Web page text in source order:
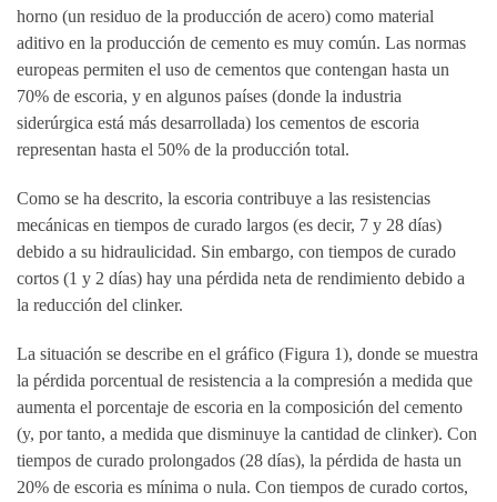
horno (un residuo de la producción de acero) como material
aditivo en la producción de cemento es muy común. Las normas
europeas permiten el uso de cementos que contengan hasta un
70% de escoria, y en algunos países (donde la industria
siderúrgica está más desarrollada) los cementos de escoria
representan hasta el 50% de la producción total.
Como se ha descrito, la escoria contribuye a las resistencias
mecánicas en tiempos de curado largos (es decir, 7 y 28 días)
debido a su hidraulicidad. Sin embargo, con tiempos de curado
cortos (1 y 2 días) hay una pérdida neta de rendimiento debido a
la reducción del clinker.
La situación se describe en el gráfico (Figura 1), donde se muestra
la pérdida porcentual de resistencia a la compresión a medida que
aumenta el porcentaje de escoria en la composición del cemento
(y, por tanto, a medida que disminuye la cantidad de clinker). Con
tiempos de curado prolongados (28 días), la pérdida de hasta un
20% de escoria es mínima o nula. Con tiempos de curado cortos,